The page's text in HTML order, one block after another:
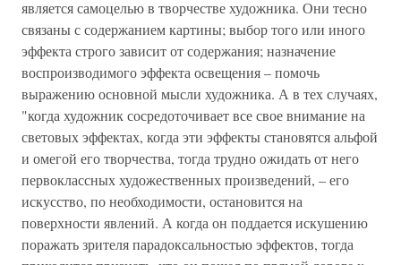
является самоцелью в творчестве художника. Они тесно
связаны с содержанием картины; выбор того или иного
эффекта строго зависит от содержания; назначение
воспроизводимого эффекта освещения – помочь
выражению основной мысли художника. А в тех случаях,
"когда художник сосредоточивает все свое внимание на
световых эффектах, когда эти эффекты становятся альфой
и омегой его творчества, тогда трудно ожидать от него
первоклассных художественных произведений, – его
искусство, по необходимости, остановится на
поверхности явлений. А когда он поддается искушению
поражать зрителя парадоксальностью эффектов, тогда